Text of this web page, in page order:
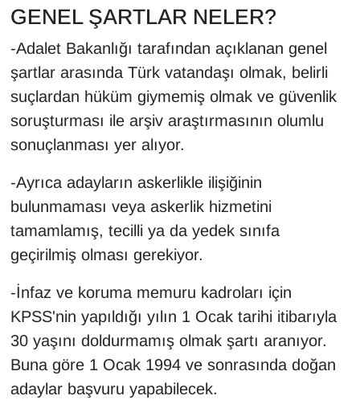
GENEL ŞARTLAR NELER?
-Adalet Bakanlığı tarafından açıklanan genel
şartlar arasında Türk vatandaşı olmak, belirli
suçlardan hüküm giymemiş olmak ve güvenlik
soruşturması ile arşiv araştırmasının olumlu
sonuçlanması yer alıyor.
-Ayrıca adayların askerlikle ilişiğinin
bulunmaması veya askerlik hizmetini
tamamlamış, tecilli ya da yedek sınıfa
geçirilmiş olması gerekiyor.
-İnfaz ve koruma memuru kadroları için
KPSS'nin yapıldığı yılın 1 Ocak tarihi itibarıyla
30 yaşını doldurmamış olmak şartı aranıyor.
Buna göre 1 Ocak 1994 ve sonrasında doğan
adaylar başvuru yapabilecek.